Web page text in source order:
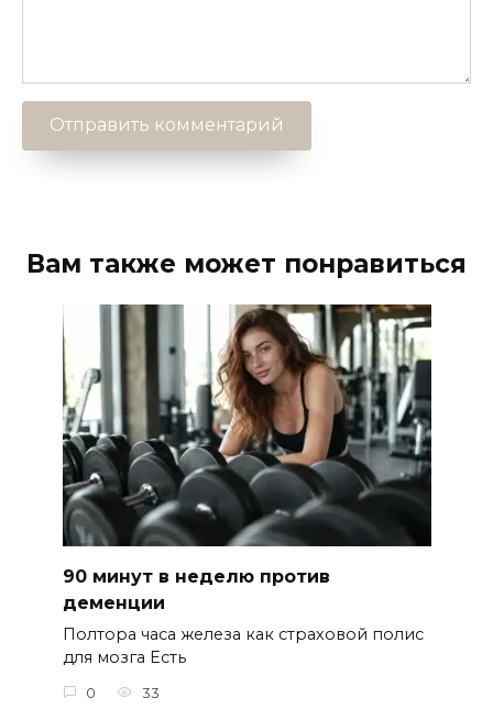
Вам также может понравиться
90 минут в неделю против
деменции
Полтора часа железа как страховой полис
для мозга Есть
0 33